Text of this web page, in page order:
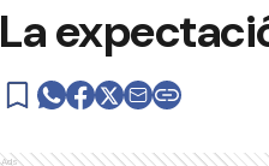
La
Ads